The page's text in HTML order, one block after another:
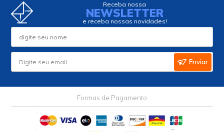
Receba nossa
NEWSLETTER
e receba nossas novidades!
Enviar
Formas de Pagamento